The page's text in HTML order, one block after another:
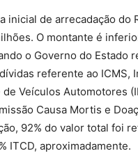
inicial de arrecadação do
O montante é
o Governo do Estado
referente ao ICMS,
Veículos Automotores
Causa Mortis e
92% do valor total foi
ITCD, aproximadamente.